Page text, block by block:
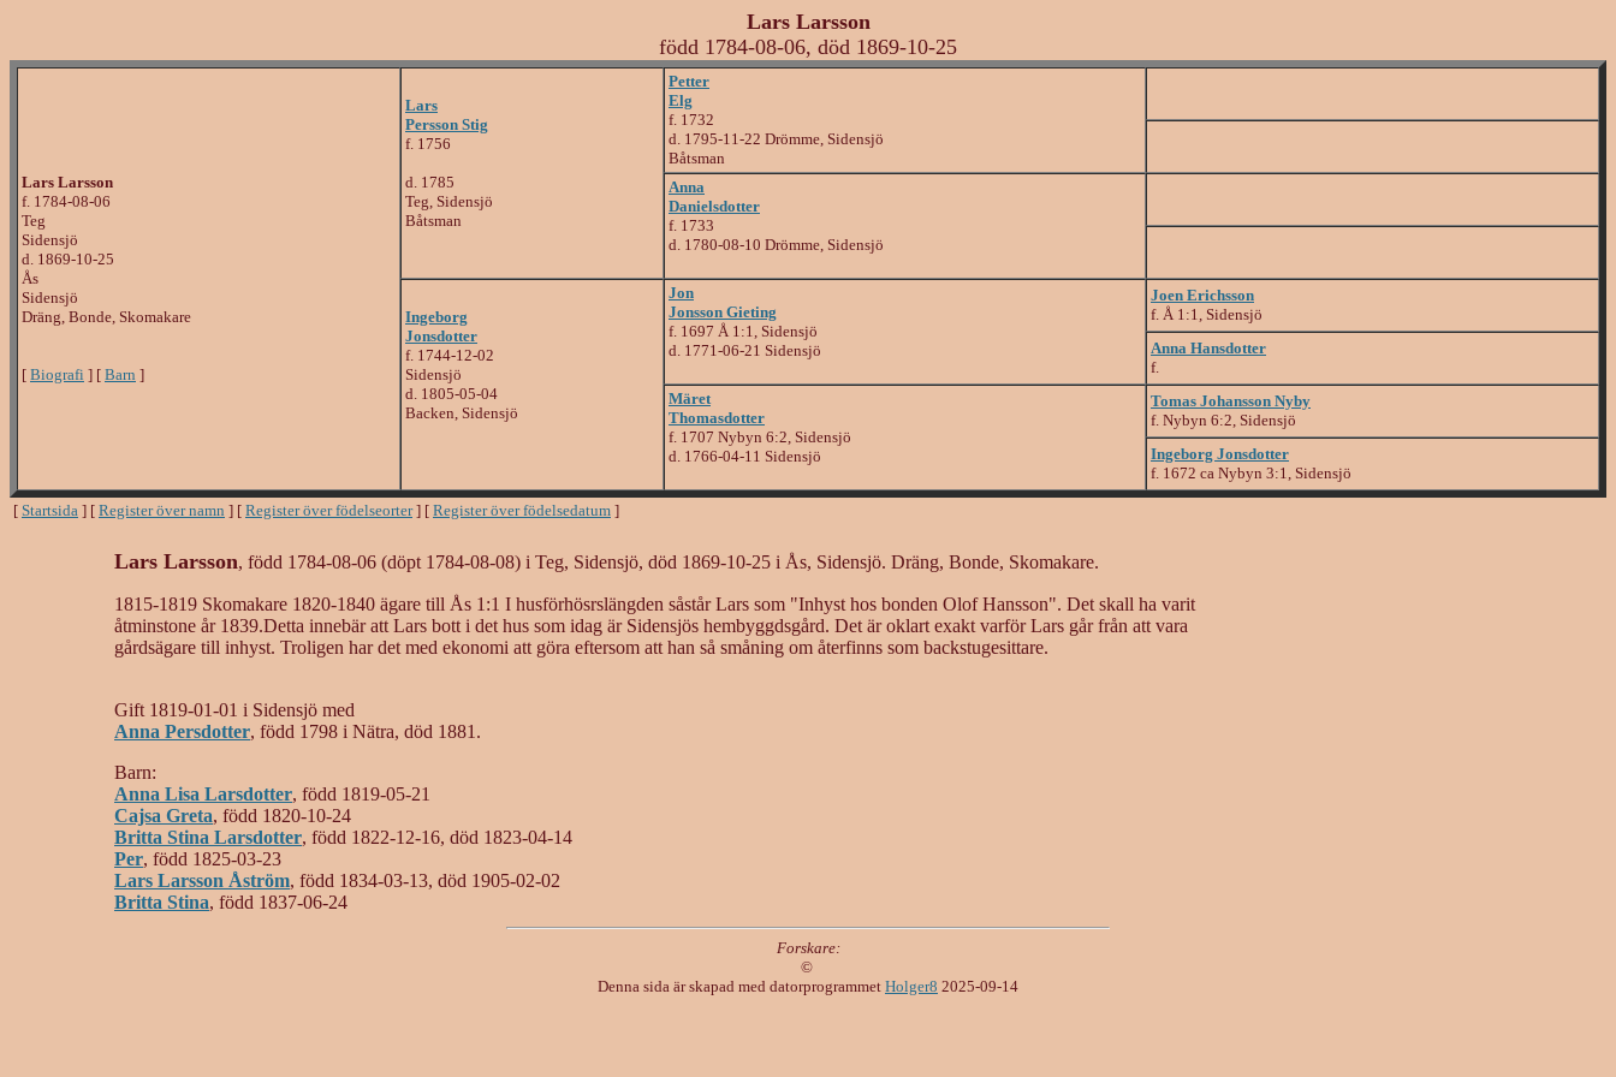
Lars Larsson
född 1784-08-06, död 1869-10-25
Lars Larsson
f. 1784-08-06
Teg
Sidensjö
d. 1869-10-25
Ås
Sidensjö
Dräng, Bonde, Skomakare
[ Biografi ] [ Barn ]
Lars
Persson Stig
f. 1756
d. 1785
Teg, Sidensjö
Båtsman
Petter
Elg
f. 1732
d. 1795-11-22 Drömme, Sidensjö
Båtsman
Anna
Danielsdotter
f. 1733
d. 1780-08-10 Drömme, Sidensjö
Ingeborg
Jonsdotter
f. 1744-12-02
Sidensjö
d. 1805-05-04
Backen, Sidensjö
Jon
Jonsson Gieting
f. 1697 Å 1:1, Sidensjö
d. 1771-06-21 Sidensjö
Joen Erichsson
f. Å 1:1, Sidensjö
Anna Hansdotter
f.
Märet
Thomasdotter
f. 1707 Nybyn 6:2, Sidensjö
d. 1766-04-11 Sidensjö
Tomas Johansson Nyby
f. Nybyn 6:2, Sidensjö
Ingeborg Jonsdotter
f. 1672 ca Nybyn 3:1, Sidensjö
[ Startsida ] [ Register över namn ] [ Register över födelseorter] [ Register över födelsedatum ]
Lars Larsson, född 1784-08-06 (döpt 1784-08-08) i Teg, Sidensjö, död 1869-10-25 i Ås, Sidensjö. Dräng, Bonde, Skomakare.
1815-1819 Skomakare 1820-1840 ägare till Ås 1:1 I husförhösrslängden såstår Lars som "Inhyst hos bonden Olof Hansson". Det skall ha varit
åtminstone år 1839.Detta innebär att Lars bott i det hus som idag är Sidensjös hembyggdsgård. Det är oklart exakt varför Lars går från att vara
gårdsägare till inhyst. Troligen har det med ekonomi att göra eftersom att han så småning om återfinns som backstugesittare.
Gift 1819-01-01 i Sidensjö med
Anna Persdotter, född 1798 i Nätra, död 1881.
Barn:
Anna Lisa Larsdotter, född 1819-05-21
Cajsa Greta, född 1820-10-24
Britta Stina Larsdotter, född 1822-12-16, död 1823-04-14
Per, född 1825-03-23
Lars Larsson Åström, född 1834-03-13, död 1905-02-02
Britta Stina, född 1837-06-24
Forskare:
©
Denna sida är skapad med datorprogrammet Holger8 2025-09-14